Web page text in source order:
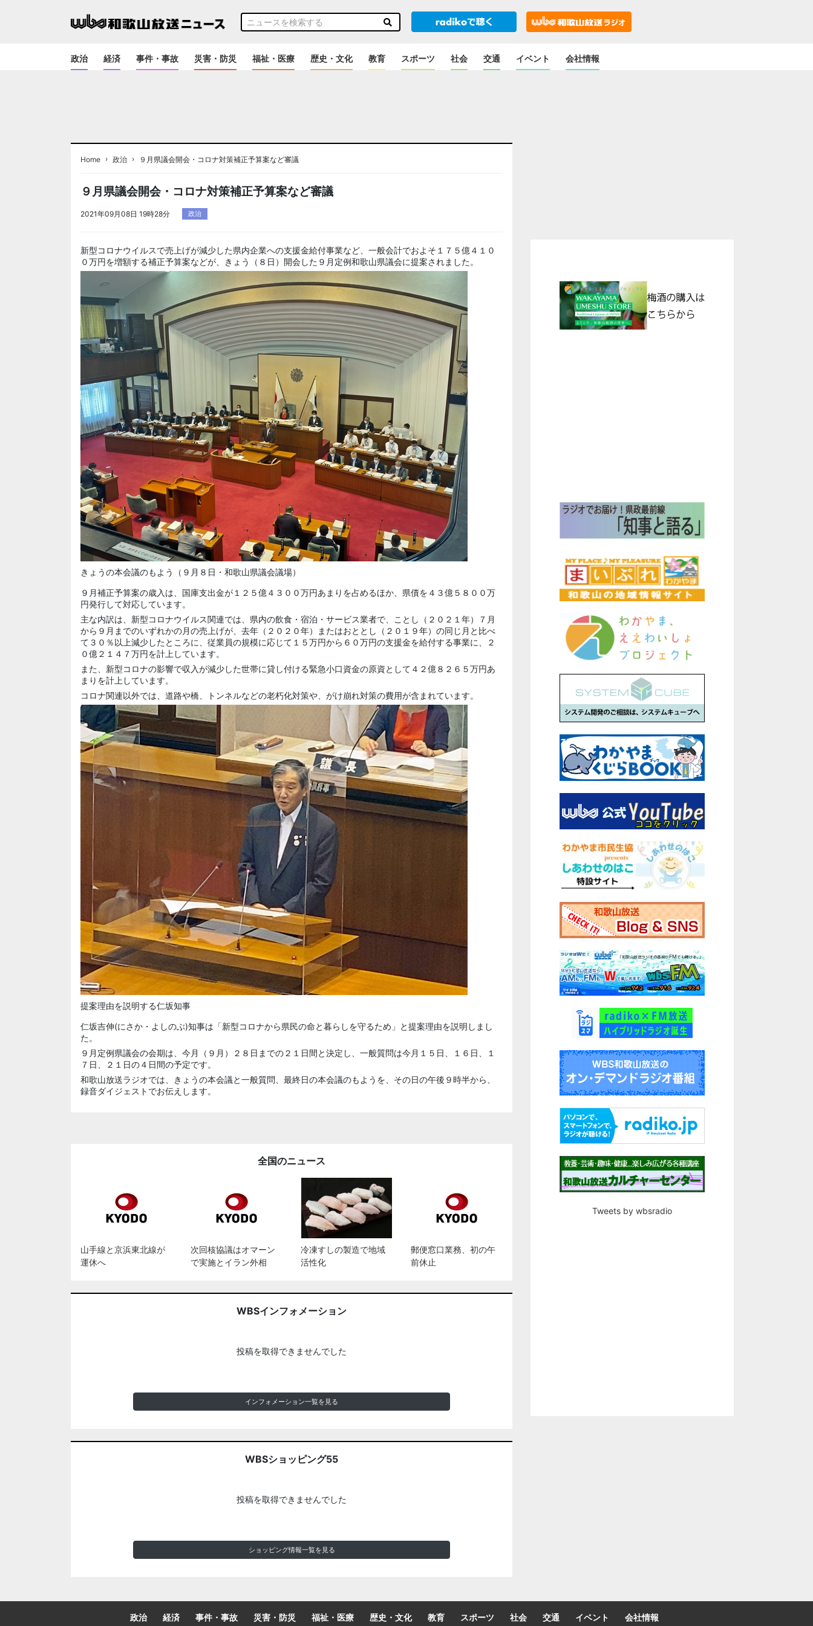
政治 経済 事件・事故 災害・防災 福祉・医療 歴史・文化 教育 スポーツ 社会 交通 イベント 会社情報
Home › 政治 › ９月県議会開会・コロナ対策補正予算案など審議
９月県議会開会・コロナ対策補正予算案など審議
2021年09月08日 19時28分 政治
新型コロナウイルスで売上げが減少した県内企業への支援金給付事業など、一般会計でおよそ１７５億４１０
０万円を増額する補正予算案などが、きょう（８日）開会した９月定例和歌山県議会に提案されました。
きょうの本会議のもよう（９月８日・和歌山県議会議場）
９月補正予算案の歳入は、国庫支出金が１２５億４３００万円あまりを占めるほか、県債を４３億５８００万
円発行して対応しています。
主な内訳は、新型コロナウイルス関連では、県内の飲食・宿泊・サービス業者で、ことし（２０２１年）７月
から９月までのいずれかの月の売上げが、去年（２０２０年）またはおととし（２０１９年）の同じ月と比べ
て３０％以上減少したところに、従業員の規模に応じて１５万円から６０万円の支援金を給付する事業に、２
０億２１４７万円を計上しています。
また、新型コロナの影響で収入が減少した世帯に貸し付ける緊急小口資金の原資として４２億８２６５万円あ
まりを計上しています。
コロナ関連以外では、道路や橋、トンネルなどの老朽化対策や、がけ崩れ対策の費用が含まれています。
提案理由を説明する仁坂知事
仁坂吉伸(にさか・よしのぶ)知事は「新型コロナから県民の命と暮らしを守るため」と提案理由を説明しまし
た。
９月定例県議会の会期は、今月（９月）２８日までの２１日間と決定し、一般質問は今月１５日、１６日、１
７日、２１日の４日間の予定です。
和歌山放送ラジオでは、きょうの本会議と一般質問、最終日の本会議のもようを、その日の午後９時半から、
録音ダイジェストでお伝えします。
全国のニュース
山手線と京浜東北線が
運休へ
次回核協議はオマーン
で実施とイラン外相
冷凍すしの製造で地域
活性化
郵便窓口業務、初の午
前休止
WBSインフォメーション
投稿を取得できませんでした
インフォメーション一覧を見る
WBSショッピング55
投稿を取得できませんでした
ショッピング情報一覧を見る
Tweets by wbsradio
政治 経済 事件・事故 災害・防災 福祉・医療 歴史・文化 教育 スポーツ 社会 交通 イベント 会社情報